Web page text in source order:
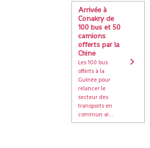
Arrivée à
Conakry de
100 bus et 50
camions
offerts par la
Chine
Les 100 bus
offerts à la
Guinée pour
relancer le
secteur des
transports en
commun ai...